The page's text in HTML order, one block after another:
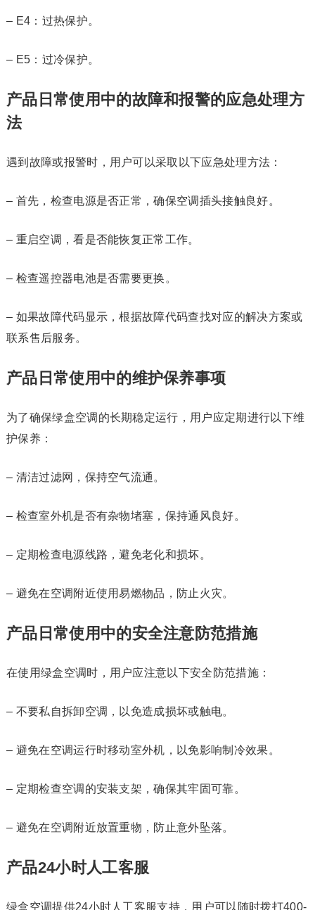
– E4：过热保护。
– E5：过冷保护。
产品日常使用中的故障和报警的应急处理方
法
遇到故障或报警时，用户可以采取以下应急处理方法：
– 首先，检查电源是否正常，确保空调插头接触良好。
– 重启空调，看是否能恢复正常工作。
– 检查遥控器电池是否需要更换。
– 如果故障代码显示，根据故障代码查找对应的解决方案或
联系售后服务。
产品日常使用中的维护保养事项
为了确保绿盒空调的长期稳定运行，用户应定期进行以下维
护保养：
– 清洁过滤网，保持空气流通。
– 检查室外机是否有杂物堵塞，保持通风良好。
– 定期检查电源线路，避免老化和损坏。
– 避免在空调附近使用易燃物品，防止火灾。
产品日常使用中的安全注意防范措施
在使用绿盒空调时，用户应注意以下安全防范措施：
– 不要私自拆卸空调，以免造成损坏或触电。
– 避免在空调运行时移动室外机，以免影响制冷效果。
– 定期检查空调的安装支架，确保其牢固可靠。
– 避免在空调附近放置重物，防止意外坠落。
产品24小时人工客服
绿盒空调提供24小时人工客服支持，用户可以随时拨打400-